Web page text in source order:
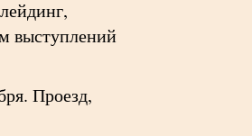
выступлений
Проезд,